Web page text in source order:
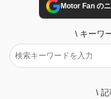
Motor Fan の
\ キーワ
\ 記